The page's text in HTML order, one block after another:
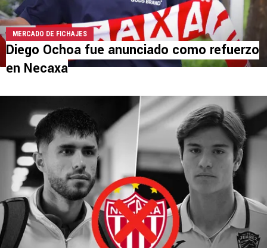
MERCADO DE FICHAJES
Diego Ochoa fue anunciado como refuerzo
en Necaxa